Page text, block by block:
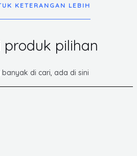
KETERANGAN LEBIH
produk pilihan
di cari, ada di sini